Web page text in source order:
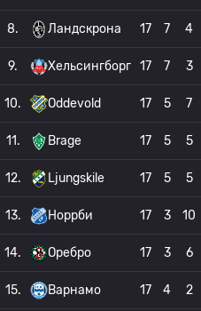
8. Ландскрона 17 7 4
9. Хельсингборг 17 7 3
10. Oddevold 17 5 7
11. Brage 17 5 5
12. Ljungskile 17 5 5
13. Норрби 17 3 10
14. Оребро 17 3 6
15. Варнамо 17 4 2